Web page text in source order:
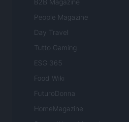
B2B Magazine
People Magazine
Day Travel
Tutto Gaming
ESG 365
Food Wiki
FuturoDonna
HomeMagazine